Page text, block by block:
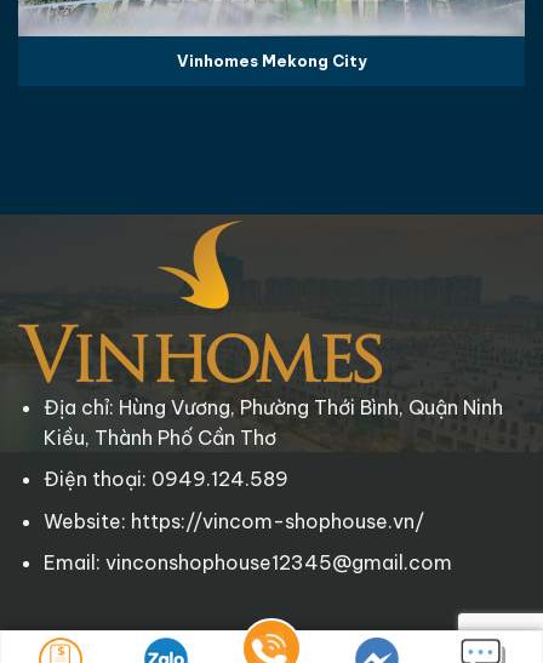
Vinhomes Mekong City
Địa chỉ: Hùng Vương, Phường Thới Bình, Quận Ninh
Kiều, Thành Phố Cần Thơ
Điện thoại: 0949.124.589
Website: https://vincom-shophouse.vn/
Email: vinconshophouse12345@gmail.com
Copyright © 2025 Vincom-Shophouse.vn . All rights reserved.